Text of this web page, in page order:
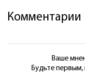
Комментарии
Ваше
Будьте первым,